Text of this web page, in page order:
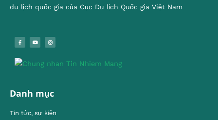
du lịch quốc gia của Cục Du lịch Quốc gia Việt Nam
Danh mục
Tin tức, sự kiện